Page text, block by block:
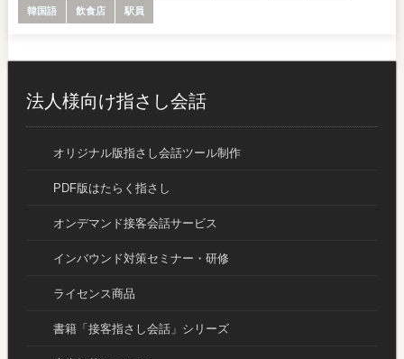
韓国語
飲食店 駅員
法人様向け指さし会話
オリジナル版指さし会話ツール制作
PDF版はたらく指さし
オンデマンド接客会話サービス
インバウンド対策セミナー・研修
ライセンス商品
書籍「接客指さし会話」シリーズ